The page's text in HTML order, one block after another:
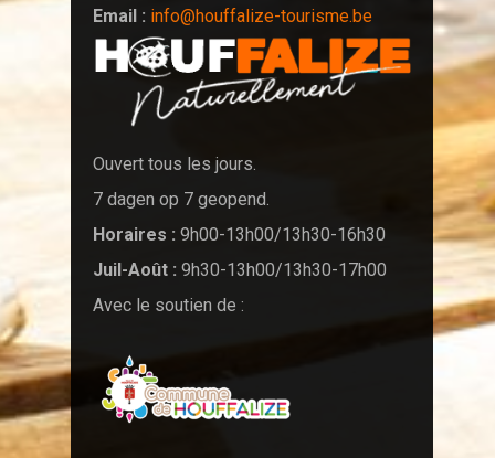
Email : info@houffalize-tourisme.be
Ouvert tous les jours.
7 dagen op 7 geopend.
Horaires : 9h00-13h00/13h30-16h30
Juil-Août : 9h30-13h00/13h30-17h00
Avec le soutien de :